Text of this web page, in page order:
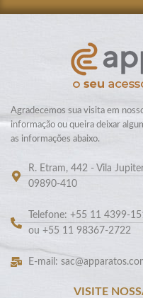
Agradecemos sua visita em
informação ou queira deixar
as informações abaixo.
R. Etram, 442 - Vila
09890-410
Telefone: +55 11 4399-
ou +55 11 98367-2722
E-mail:
VISITE